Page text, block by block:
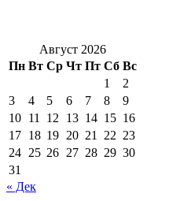
Август 2026
Пн Вт Ср Чт Пт Сб Вс
1
2
3
4 5 6 7 8
9
10 11 12 13 14 15 16
17 18 19 20 21 22 23
24 25 26 27 28 29 30
31
« Дек